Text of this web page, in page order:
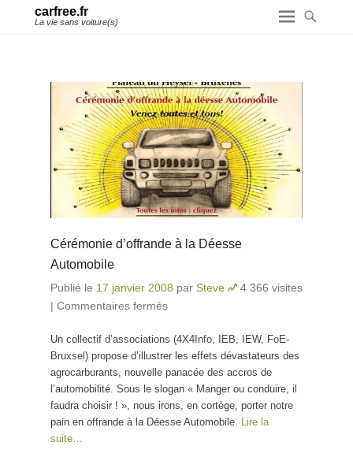
carfree.fr
La vie sans voiture(s)
Cérémonie d’offrande à la Déesse
Automobile
Publié le 17 janvier 2008 par Steve
4 366 visites
| Commentaires fermés
Un collectif d’associations (4X4Info, IEB, IEW, FoE-
Bruxsel) propose d’illustrer les effets dévastateurs des
agrocarburants, nouvelle panacée des accros de
l’automobilité. Sous le slogan « Manger ou conduire, il
faudra choisir ! », nous irons, en cortège, porter notre
pain en offrande à la Déesse Automobile
Lire la
suite…